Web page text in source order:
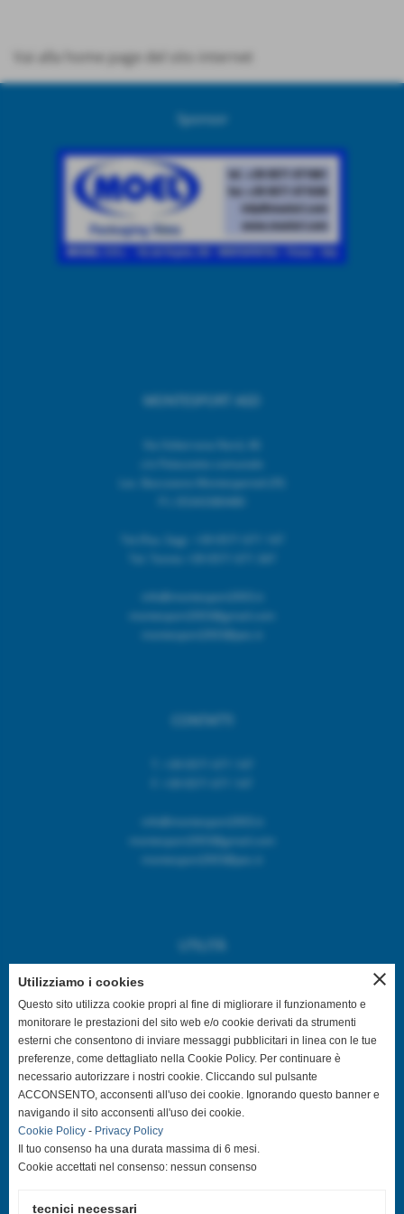
Vai alla home page del sito internet
Sponsor
MONTESPORT ASD
Via Volterrana Nord, 46
Loc. Baccaiano Montespertoli (FI)
Tel./Fax. Segr. +39 0571 671 147
info@montesport2003.it
montesport2003@gmail.com
montesport2003@pec.it
CONTATTI
info@montesport2003.it
montesport2003@gmail.com
montesport2003@pec.it
Privacy Policy
Cookies Policy
Mappa del sito web
SEGUICI SUL WEB
close
Utilizziamo i cookies
Questo sito utilizza cookie propri al fine di migliorare il funzionamento e
monitorare le prestazioni del sito web e/o cookie derivati da strumenti
esterni che consentono di inviare messaggi pubblicitari in linea con le tue
preferenze, come dettagliato nella Cookie Policy. Per continuare è
necessario autorizzare i nostri cookie. Cliccando sul pulsante
ACCONSENTO, acconsenti all'uso dei cookie. Ignorando questo banner e
navigando il sito acconsenti all'uso dei cookie.
Cookie Policy - Privacy Policy
Il tuo consenso ha una durata massima di 6 mesi.
Cookie accettati nel consenso: nessun consenso
tecnici necessari